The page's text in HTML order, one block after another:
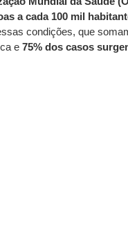
a cada 100 mil
condições, que
e 75% dos casos